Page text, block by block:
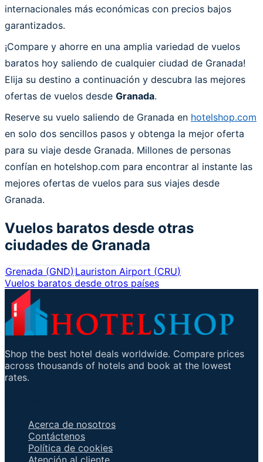
internacionales más económicas con precios bajos
garantizados.
¡Compare y ahorre en una amplia variedad de vuelos
baratos hoy saliendo de cualquier ciudad de Granada!
Elija su destino a continuación y descubra las mejores
ofertas de vuelos desde Granada.
Reserve su vuelo saliendo de Granada en hotelshop.com
en solo dos sencillos pasos y obtenga la mejor oferta
para su viaje desde Granada. Millones de personas
confían en hotelshop.com para encontrar al instante las
mejores ofertas de vuelos para sus viajes desde
Granada.
Vuelos baratos desde otras
ciudades de Granada
Grenada (GND)Lauriston Airport (CRU)
Vuelos baratos desde otros países
Shop the best hotel deals worldwide. Compare prices
across thousands of hotels and book at the lowest
rates.
Acerca de nosotros
Contáctenos
Política de cookies